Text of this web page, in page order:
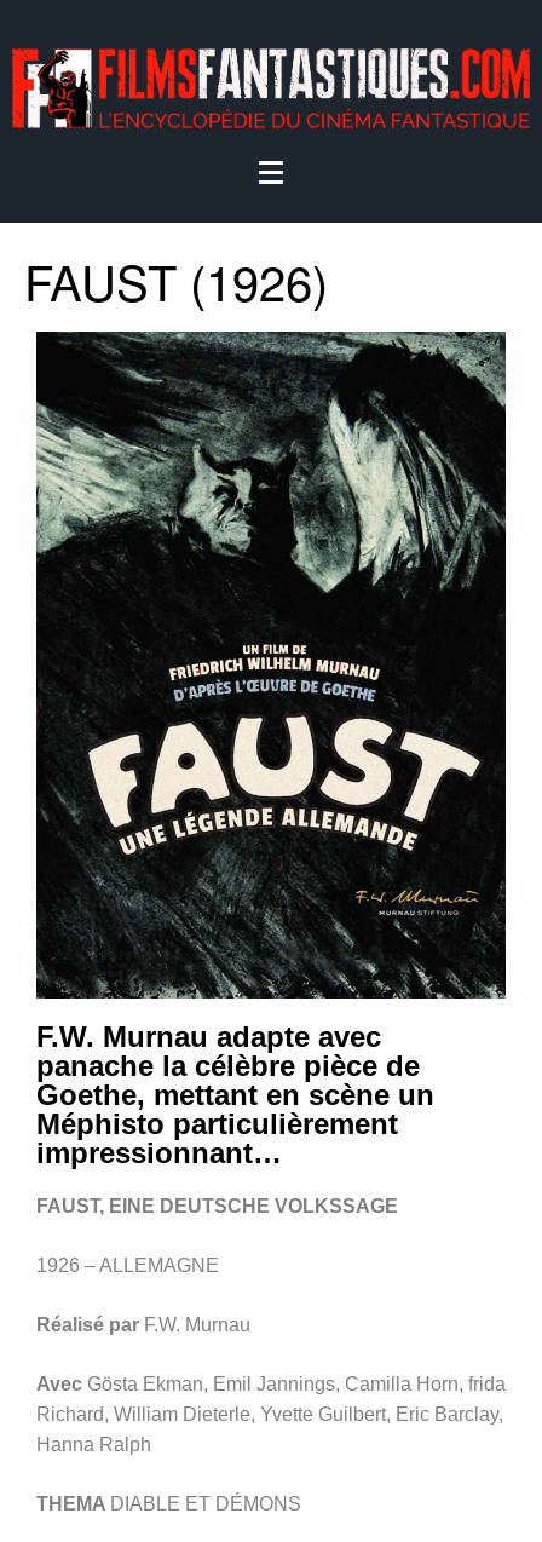
FAUST (1926)
F.W. Murnau adapte avec
panache la célèbre pièce de
Goethe, mettant en scène un
Méphisto particulièrement
impressionnant…
FAUST, EINE DEUTSCHE VOLKSSAGE
1926 – ALLEMAGNE
Réalisé par F.W. Murnau
Avec Gösta Ekman, Emil Jannings, Camilla Horn, frida
Richard, William Dieterle, Yvette Guilbert, Eric Barclay,
Hanna Ralph
THEMA DIABLE ET DÉMONS